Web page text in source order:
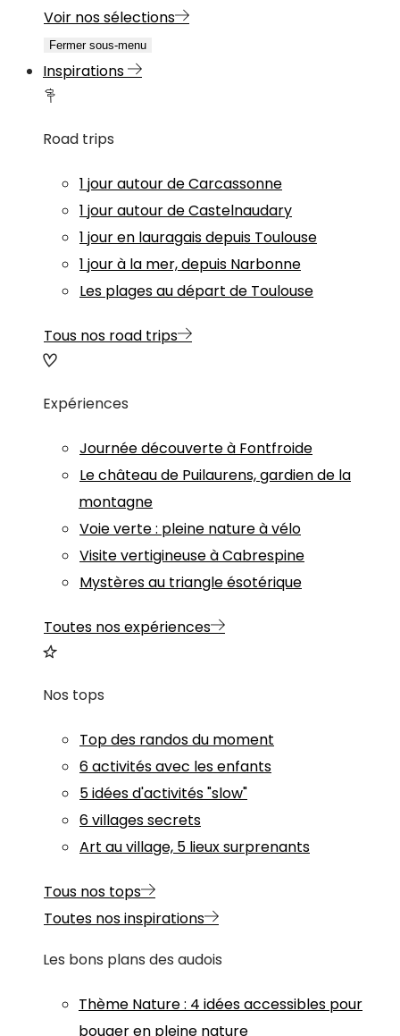
Voir nos sélections
Fermer sous-menu
Inspirations
Road trips
1 jour autour de Carcassonne
1 jour autour de Castelnaudary
1 jour en lauragais depuis Toulouse
1 jour à la mer, depuis Narbonne
Les plages au départ de Toulouse
Tous nos road trips
Expériences
Journée découverte à Fontfroide
Le château de Puilaurens, gardien de la
montagne
Voie verte : pleine nature à vélo
Visite vertigineuse à Cabrespine
Mystères au triangle ésotérique
Toutes nos expériences
Nos tops
Top des randos du moment
6 activités avec les enfants
5 idées d'activités "slow"
6 villages secrets
Art au village, 5 lieux surprenants
Tous nos tops
Toutes nos inspirations
Les bons plans des audois
Thème Nature: 4 idées accessibles pour
bouger en pleine nature